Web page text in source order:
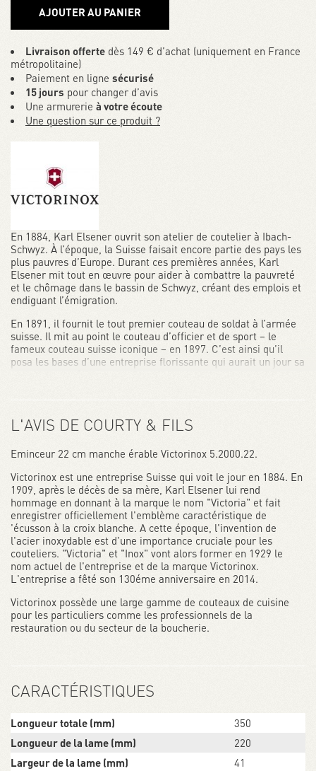
AJOUTER AU PANIER
Livraison offerte dès 149 € d’achat (uniquement en France
métropolitaine)
Paiement en ligne sécurisé
15 jours pour changer d’avis
Une armurerie à votre écoute
Une question sur ce produit ?
En 1884, Karl Elsener ouvrit son atelier de coutelier à Ibach-
Schwyz. À l’époque, la Suisse faisait encore partie des pays les
plus pauvres d’Europe. Durant ces premières années, Karl
Elsener mit tout en œuvre pour aider à combattre la pauvreté
et le chômage dans le bassin de Schwyz, créant des emplois et
endiguant l’émigration.
En 1891, il fournit le tout premier couteau de soldat à l’armée
suisse. Il mit au point le couteau d’officier et de sport – le
fameux couteau suisse iconique – en 1897. C’est ainsi qu’il
posa les bases d’une entreprise florissante qui aurait un jour sa
philosophie de Victorinox.
Aujourd’hui, Victorinox est une entreprise internationale qui
propose six catégories de produits : Couteaux Suisses
de cuisine et professionnels, Montres, Bagages et Parfums. Le
couteau suisse se trouve au cœur de la gamme et joue un rôle
pionnier dans le développement de toutes les catégories de
produits.
L'AVIS DE COURTY & FILS
Eminceur 22 cm manche érable Victorinox 5.2000.22.
Victorinox est une entreprise Suisse qui voit le jour en 1884. En
1909, après le décès de sa mère, Karl Elsener lui rend
hommage en donnant à la marque le nom "Victoria" et fait
enregistrer officiellement l'emblème caractéristique de
'écusson à la croix blanche. A cette époque, l'invention de
l'acier inoxydable est d'une importance cruciale pour les
couteliers. "Victoria" et "Inox" vont alors former en 1929 le
nom actuel de l'entreprise et de la marque Victorinox.
L'entreprise a fêté son 130éme anniversaire en 2014.
Victorinox possède une large gamme de couteaux de cuisine
pour les particuliers comme les professionnels de la
restauration ou du secteur de la boucherie.
CARACTÉRISTIQUES
Longueur totale (mm)
350
Longueur de la lame (mm)
220
Largeur de la lame (mm)
41